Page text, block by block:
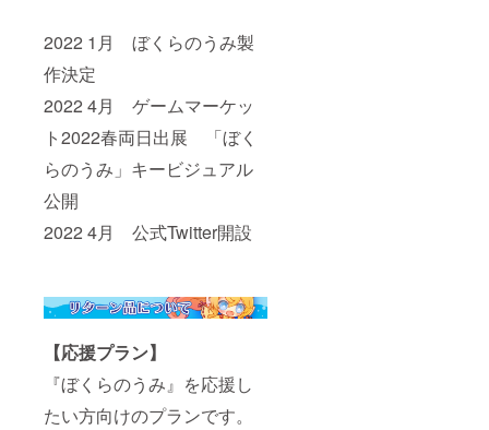
2022 1月 ぼくらのうみ製
作決定
2022 4月 ゲームマーケッ
ト2022春両日出展 「ぼく
らのうみ」キービジュアル
公開
2022 4月 公式Twitter開設
【応援プラン】
『ぼくらのうみ』を応援し
たい方向けのプランです。